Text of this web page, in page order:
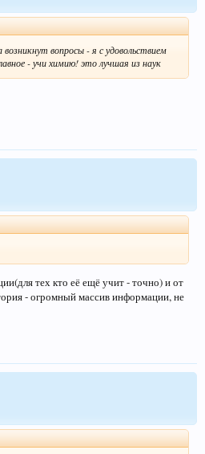
вопросы - я с удовольствием
- учи химию! это лучшая из наук
тех кто её ещё учит - точно) и от
- огромный массив информации, не